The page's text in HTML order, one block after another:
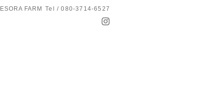
FARM Tel / 080-3714-6527